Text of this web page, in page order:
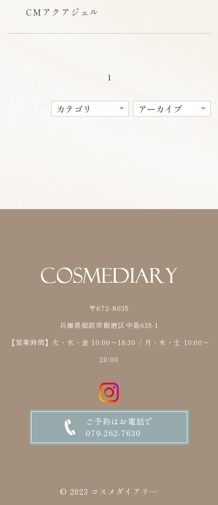
CMアクアジェル
1
カテゴリ アーカイブ
〒672-8035
兵庫県姫路市飾磨区中島635-1
【営業時間】火・水・金 10:00～18:30 / 月・木・土 10:00～
20:00
ご予約はお電話で
079-262-7630
© 2023 コスメダイアリ―